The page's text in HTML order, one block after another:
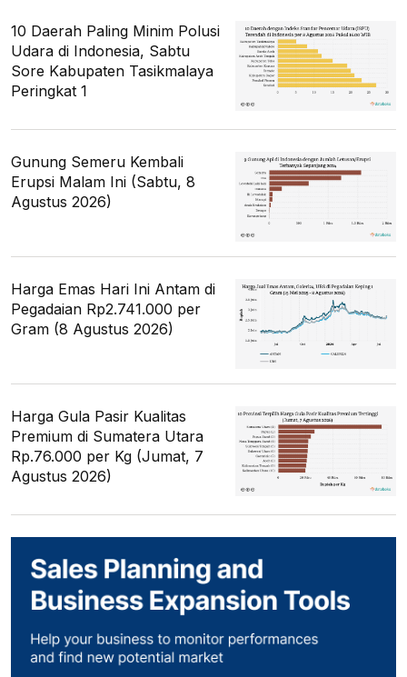
10 Daerah Paling Minim Polusi
Udara di Indonesia, Sabtu
Sore Kabupaten Tasikmalaya
Peringkat 1
Gunung Semeru Kembali
Erupsi Malam Ini (Sabtu, 8
Agustus 2026)
Harga Emas Hari Ini Antam di
Pegadaian Rp2.741.000 per
Gram (8 Agustus 2026)
Harga Gula Pasir Kualitas
Premium di Sumatera Utara
Rp.76.000 per Kg (Jumat, 7
Agustus 2026)